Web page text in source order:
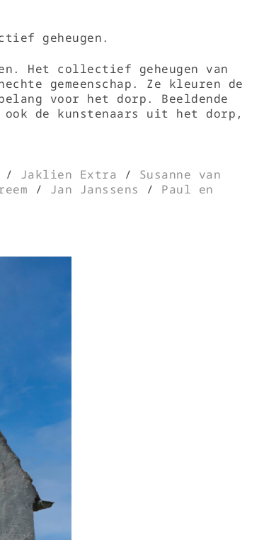
geheugen.
Het collectief geheugen van
gemeenschap. Ze kleuren de
voor het dorp. Beeldende
ook de kunstenaars uit het dorp,
/ Jaklien Extra / Susanne van
/ Jan Janssens / Paul en